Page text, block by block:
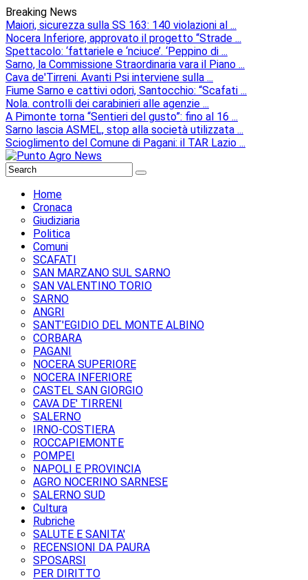
Breaking News
Maiori, sicurezza sulla SS 163: 140 violazioni al ...
Nocera Inferiore, approvato il progetto “Strade ...
Spettacolo: ‘fattariele e ‘nciuce’. ‘Peppino di ...
Sarno, la Commissione Straordinaria vara il Piano ...
Cava de'Tirreni. Avanti Psi interviene sulla ...
Fiume Sarno e cattivi odori, Santocchio: “Scafati ...
Nola. controlli dei carabinieri alle agenzie ...
A Pimonte torna “Sentieri del gusto”: fino al 16 ...
Sarno lascia ASMEL, stop alla società utilizzata ...
Scioglimento del Comune di Pagani: il TAR Lazio ...
Home
Cronaca
Giudiziaria
Politica
Comuni
SCAFATI
SAN MARZANO SUL SARNO
SAN VALENTINO TORIO
SARNO
ANGRI
SANT'EGIDIO DEL MONTE ALBINO
CORBARA
PAGANI
NOCERA SUPERIORE
NOCERA INFERIORE
CASTEL SAN GIORGIO
CAVA DE' TIRRENI
SALERNO
IRNO-COSTIERA
ROCCAPIEMONTE
POMPEI
NAPOLI E PROVINCIA
AGRO NOCERINO SARNESE
SALERNO SUD
Cultura
Rubriche
SALUTE E SANITA'
RECENSIONI DA PAURA
SPOSARSI
PER DIRITTO